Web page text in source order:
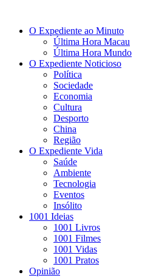
O Expediente ao Minuto
Última Hora Macau
Última Hora Mundo
O Expediente Noticioso
Política
Sociedade
Economia
Cultura
Desporto
China
Região
O Expediente Vida
Saúde
Ambiente
Tecnologia
Eventos
Insólito
1001 Ideias
1001 Livros
1001 Filmes
1001 Vidas
1001 Pratos
Opinião